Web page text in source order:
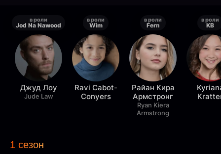
в роли
Jod Na Nawood
Джуд Лоу
Jude Law
в роли
Wim
Ravi Cabot-
Conyers
в роли
Fern
Райан Кира
Армстронг
Ryan Kiera
Armstrong
в роли
KB
1 сезон